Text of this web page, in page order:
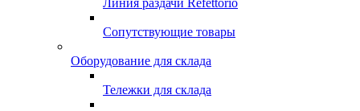
Линия раздачи Refettorio
Сопутствующие товары
Оборудование для склада
Тележки для склада